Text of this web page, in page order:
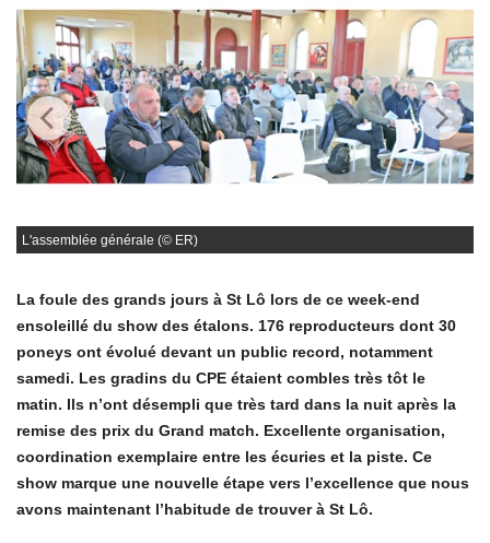
L'assemblée générale (© ER)
La foule des grands jours à St Lô lors de ce week-end
ensoleillé du show des étalons. 176 reproducteurs dont 30
poneys ont évolué devant un public record, notamment
samedi. Les gradins du CPE étaient combles très tôt le
matin. Ils n’ont désempli que très tard dans la nuit après la
remise des prix du Grand match. Excellente organisation,
coordination exemplaire entre les écuries et la piste. Ce
show marque une nouvelle étape vers l’excellence que nous
avons maintenant l’habitude de trouver à St Lô.